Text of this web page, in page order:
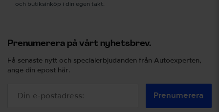
och butiksinköp i din egen takt.
Prenumerera på vårt nyhetsbrev.
Få senaste nytt och specialerbjudanden från Autoexperten,
ange din epost här.
Prenumerera